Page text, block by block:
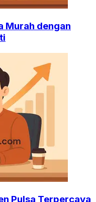
Murah dengan
Pulsa Terpercaya